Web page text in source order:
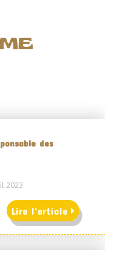
des
2023
Lire l'article